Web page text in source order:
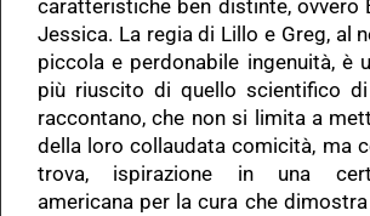
caratteristiche ben distinte, ovvero
Jessica. La regia di Lillo e Greg, al
piccola e perdonabile ingenuità, è
più riuscito di quello scientifico di
raccontano, che non si limita a
della loro collaudata comicità, ma
trova, ispirazione in una
americana per la cura che